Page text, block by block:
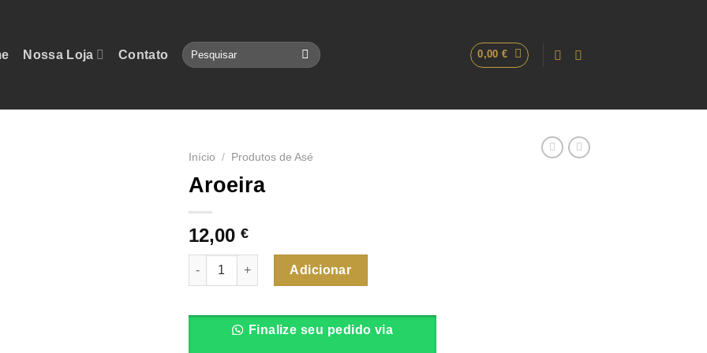
Nossa Loja Contato
Pesquisar
por:
0,00€
Início / Produtos de Asé
Aroeira
12,00 €
Quantidade de Aroeira
Adicionar
Finalize seu pedido via